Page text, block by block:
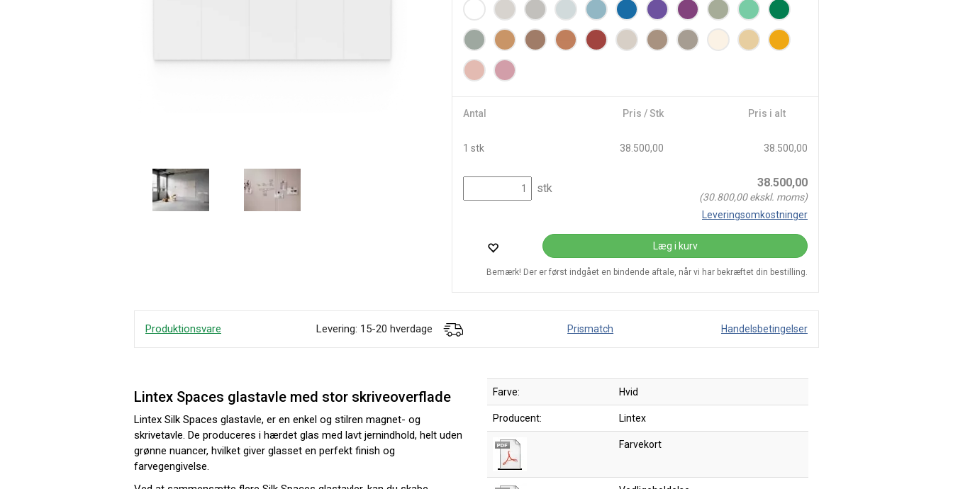
Antal Pris / Stk Pris i alt
1 stk 38.500,00 38.500,00
stk 38.500,00
(30.800,00ekskl. moms)
Leveringsomkostninger
Læg i kurv
Bemærk! Der er først indgået en bindende aftale, når vi har bekræftet din bestilling.
Produktionsvare Levering: 15-20 hverdage Prismatch Handelsbetingelser
Lintex Spaces glastavle med stor skriveoverflade
Lintex Silk Spaces glastavle, er en enkel og stilren magnet- og
skrivetavle. De produceres i hærdet glas med lavt jernindhold, helt uden
grønne nuancer, hvilket giver glasset en perfekt finish og
farvegengivelse.
Farve: Hvid
Producent: Lintex
Farvekort